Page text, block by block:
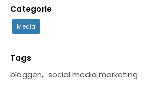
Categorie
Media
Tags
bloggen, social media marketing